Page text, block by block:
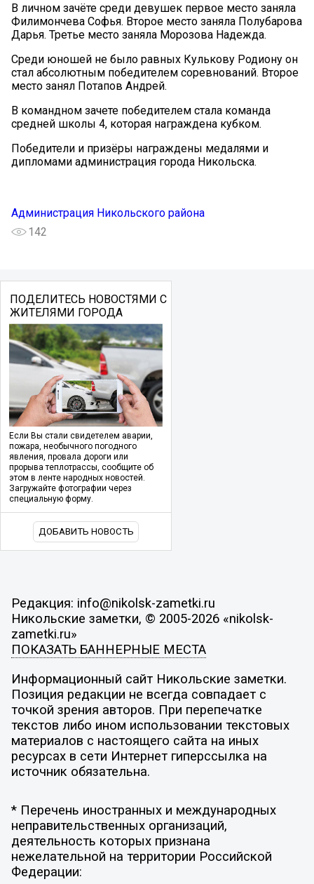
В личном зачёте среди девушек первое место заняла
Филимончева Софья. Второе место заняла Полубарова
Дарья. Третье место заняла Морозова Надежда.
Среди юношей не было равных Кулькову Родиону он
стал абсолютным победителем соревнований. Второе
место занял Потапов Андрей.
В командном зачете победителем стала команда
средней школы 4, которая награждена кубком.
Победители и призёры награждены медалями и
дипломами администрация города Никольска.
Администрация Никольского района
142
ПОДЕЛИТЕСЬ НОВОСТЯМИ С
ЖИТЕЛЯМИ ГОРОДА
Если Вы стали свидетелем аварии,
пожара, необычного погодного
явления, провала дороги или
прорыва теплотрассы, сообщите об
этом в ленте народных новостей.
Загружайте фотографии через
специальную форму.
ДОБАВИТЬ НОВОСТЬ
Редакция: info@nikolsk-zametki.ru
Никольские заметки, © 2005-2026 «nikolsk-
zametki.ru»
ПОКАЗАТЬ БАННЕРНЫЕ МЕСТА
Информационный сайт Никольские заметки.
Позиция редакции не всегда совпадает с
точкой зрения авторов. При перепечатке
текстов либо ином использовании текстовых
материалов с настоящего сайта на иных
ресурсах в сети Интернет гиперссылка на
источник обязательна.
* Перечень иностранных и международных
неправительственных организаций,
деятельность которых признана
нежелательной на территории Российской
Федерации: